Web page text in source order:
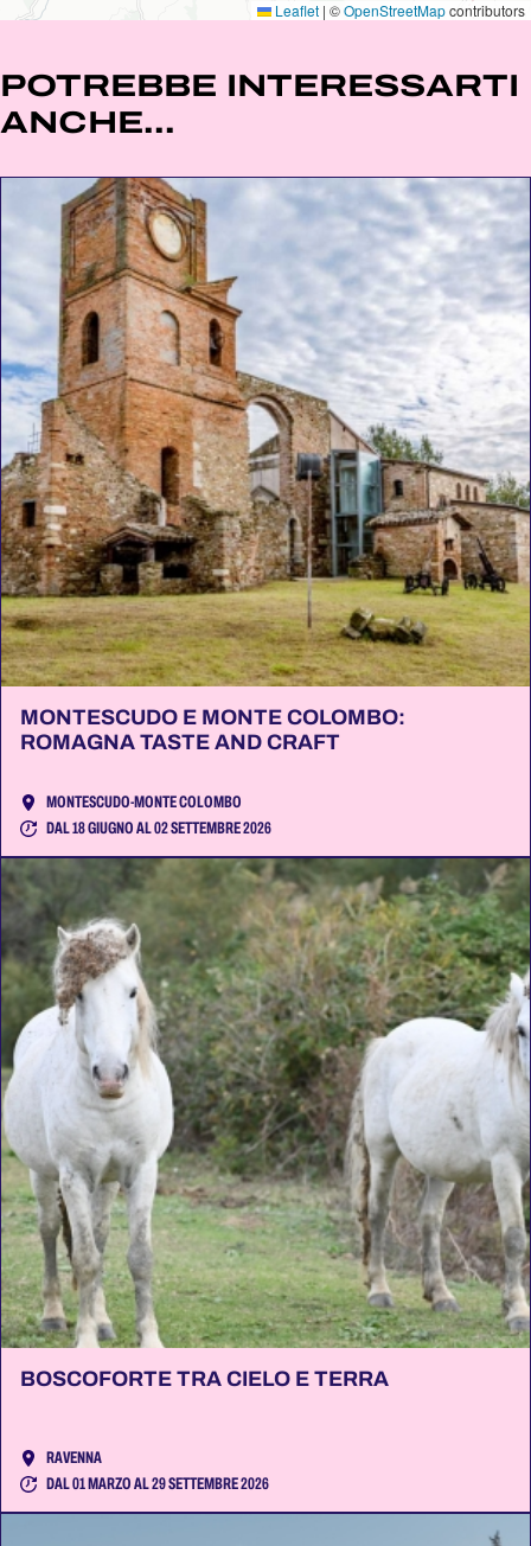
Leaflet | ©OpenStreetMapcontributors
POTREBBE INTERESSARTI
ANCHE...
MONTESCUDO E MONTE COLOMBO:
ROMAGNA TASTE AND CRAFT
MONTESCUDO-MONTE COLOMBO
DAL 18 GIUGNO AL 02 SETTEMBRE 2026
BOSCOFORTE TRA CIELO E TERRA
RAVENNA
DAL 01 MARZO AL 29 SETTEMBRE 2026